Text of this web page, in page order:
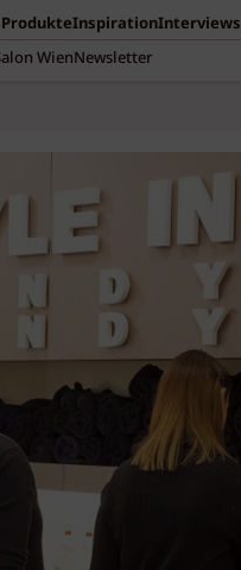
ProdukteInspirationInterviews
WienNewsletter